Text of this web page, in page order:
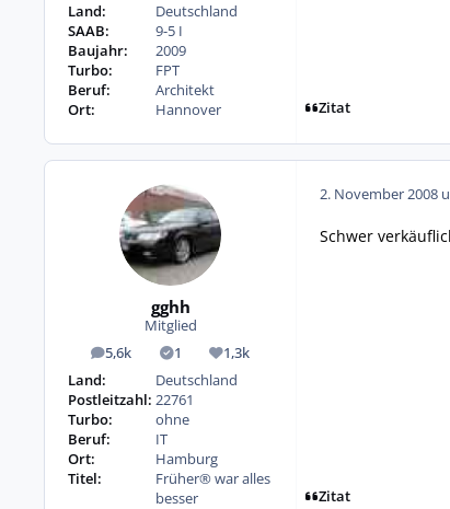
Land:
Deutschland
SAAB:
9-5 I
Baujahr:
2009
Turbo:
FPT
Beruf:
Architekt
Ort:
Hannover Zitat
gghh
Mitglied
5,6k
Beiträge 1
Lösungen1,3k
Reputation
Land:
Deutschland
Postleitzahl: 22761
Turbo:
ohne
Beruf:
IT
Ort:
Hamburg
Titel:
Früher® war alles
besser
2. November 2008
Schwer
Zitat